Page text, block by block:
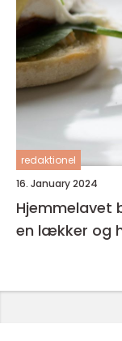
redaktionel
16. January 2024
Hjemmelavet
en lækker og